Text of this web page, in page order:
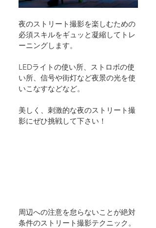
夜のストリート撮影を楽しむための
必須スキルをギュッと凝縮してトレ
ーニングします。
LEDライトの使い所、ストロボの使
い所、信号や街灯など夜景の光を使
いこなすなどなど。
美しく、刺激的な夜のストリート撮
影にぜひ挑戦して下さい！
周辺への注意を怠らないことが絶対
条件のストリート撮影テクニック。